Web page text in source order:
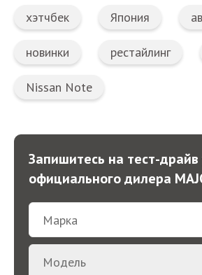
хэтчбек Япония
новинки рестайлинг
Nissan Note
Запишитесь на тест-драйв
официального дилера